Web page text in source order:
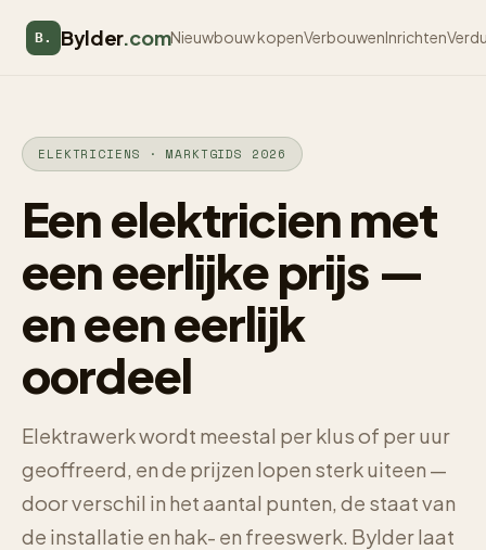
B. Bylder.comNieuwbouw kopenVerbouwenInrichten
ELEKTRICIENS · MARKTGIDS 2026
Een elektricien met
een eerlijke prijs —
en een eerlijk
oordeel
Elektrawerk wordt meestal per klus of per uur
geoffreerd, en de prijzen lopen sterk uiteen —
door verschil in het aantal punten, de staat van
de installatie en hak- en freeswerk. Bylder laat